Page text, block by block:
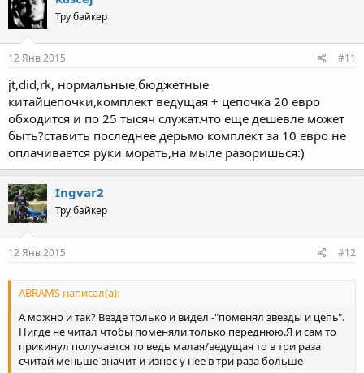
Тру байкер
12 Янв 2015 #11
jt,did,rk, нормальные,бюджетные
китайцепочки,комплект ведущая + цепочка 20 евро
обходится и по 25 тысяч служат.что еще дешевле может
быть?ставить последнее дерьмо комплект за 10 евро не
оплачивается руки морать,на мыле разоришься:)
Ingvar2
Тру байкер
12 Янв 2015 #12
ABRAMS написал(а):
А можно и так? Везде только и видел -"поменял звезды и цепь".
Нигде не читал чтобы поменяли только переднюю.Я и сам то
прикинул получается то ведь малая/ведущая то в три раза
считай меньше-значит и износ у нее в три раза больше